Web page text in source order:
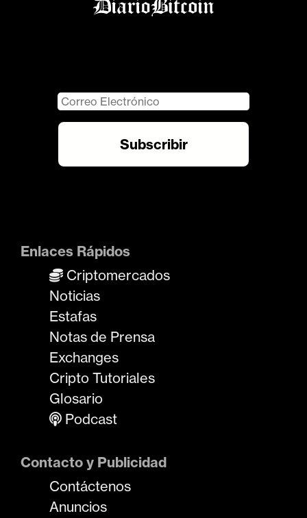
Enlaces Rápidos
Criptomercados
Noticias
Estafas
Notas de Prensa
Exchanges
Cripto Tutoriales
Glosario
Podcast
Contacto y Publicidad
Contáctenos
Anuncios